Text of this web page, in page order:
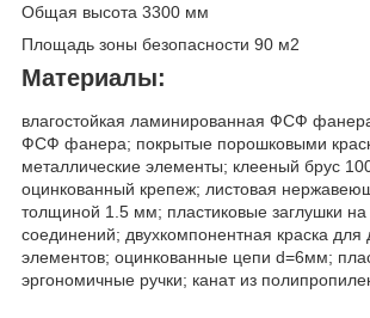
Общая высота 3300 мм
Площадь зоны безопасности 90 м2
Материалы:
влагостойкая ламинированная ФСФ
ФСФ фанера; покрытые порошковыми
металлические элементы; клееный брус
оцинкованный крепеж; листовая
толщиной 1.5 мм; пластиковые заглушки
соединений; двухкомпонентная краска для
элементов; оцинкованные цепи d=6мм;
эргономичные ручки; канат из